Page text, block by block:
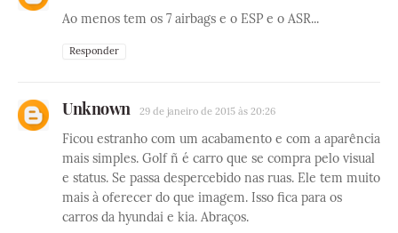
Ao menos tem os 7 airbags e o ESP e o ASR...
Responder
Unknown 29 de janeiro de 2015 às 20:26
Ficou estranho com um acabamento e com a aparência
mais simples. Golf ñ é carro que se compra pelo visual
e status. Se passa despercebido nas ruas. Ele tem muito
mais à oferecer do que imagem. Isso fica para os
carros da hyundai e kia. Abraços.